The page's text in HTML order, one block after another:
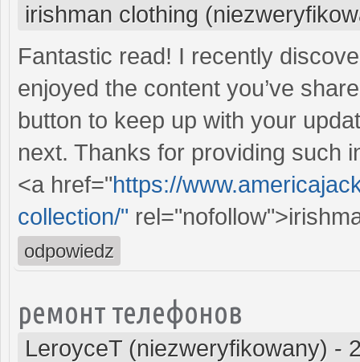
irishman clothing
Fantastic read! I recently
enjoyed the content you’ve
button to keep up with your
next. Thanks for providing such
<a href="https://
collection/"
odpowiedz
ремонт телефонов
LeroyceT (niezweryfikowany) -